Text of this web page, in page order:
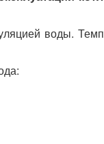
воды.